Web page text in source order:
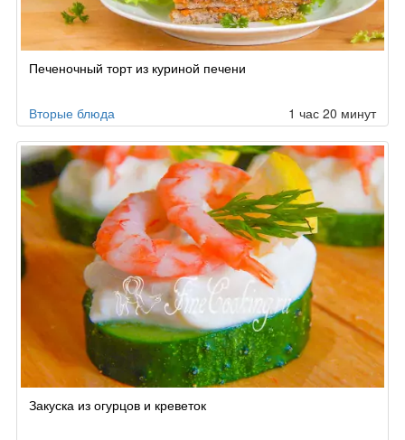
Печеночный торт из куриной печени
Вторые блюда 1 час 20 минут
Закуска из огурцов и креветок